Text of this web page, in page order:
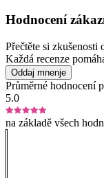
Hodnocení
Přečtěte si zkušenosti
Každá recenze
Oddaj mnenje
Průměrné hodnocení
5.0
na základě všech